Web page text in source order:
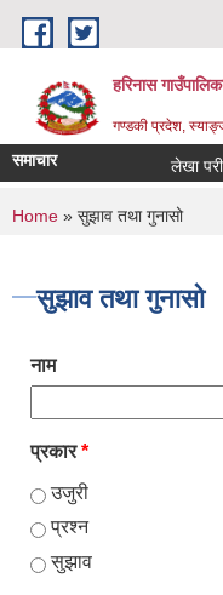
Skip to main content
हरिनास
गण्डकी प्रदेश,
समाचार लेखा
You are here
Home » सुझाव तथा गुनासो
सुझाव तथा गुनासो
नाम
प्रकार*
उजुरी
प्रश्न
सुझाव